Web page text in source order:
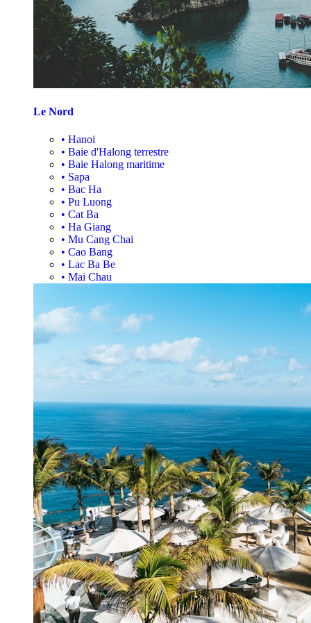
Le Nord
• Hanoi
• Baie d'Halong terrestre
• Baie Halong maritime
• Sapa
• Bac Ha
• Pu Luong
• Cat Ba
• Ha Giang
• Mu Cang Chai
• Cao Bang
• Lac Ba Be
• Mai Chau